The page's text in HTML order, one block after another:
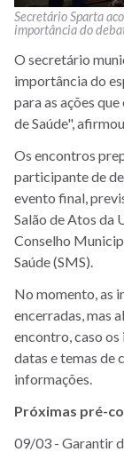
Secretário Sparta
importância do
O secretário
importância do
para as ações
de Saúde",
Os encontros
participante de
evento final,
Salão de Atos da
Conselho
Saúde (SMS).
No momento, as
encerradas, mas
encontro, caso
datas e temas de
informações.
Próximas pré-
09/03 - Garantir